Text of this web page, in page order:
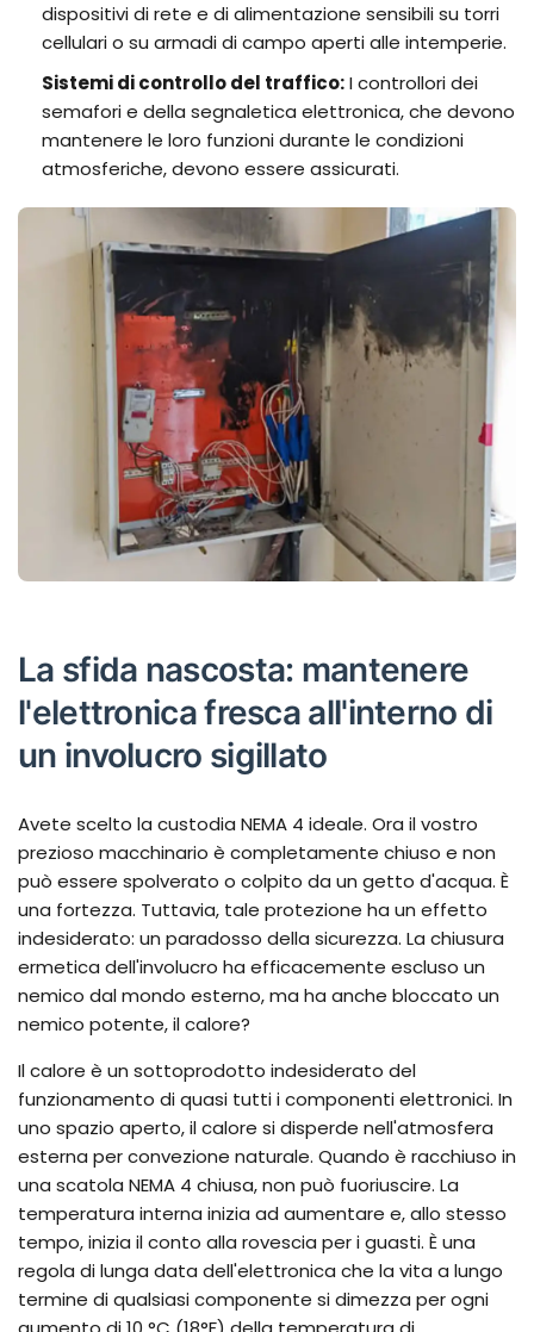
dispositivi di rete e di alimentazione sensibili su torri
cellulari o su armadi di campo aperti alle intemperie.
Sistemi di controllo del traffico:I controllori dei
semafori e della segnaletica elettronica, che devono
mantenere le loro funzioni durante le condizioni
atmosferiche, devono essere assicurati.
La sfida nascosta: mantenere
l'elettronica fresca all'interno di
un involucro sigillato
Avete scelto la custodia NEMA 4 ideale. Ora il vostro
prezioso macchinario è completamente chiuso e non
può essere spolverato o colpito da un getto d'acqua. È
una fortezza. Tuttavia, tale protezione ha un effetto
indesiderato: un paradosso della sicurezza. La chiusura
ermetica dell'involucro ha efficacemente escluso un
nemico dal mondo esterno, ma ha anche bloccato un
nemico potente, il calore?
Il calore è un sottoprodotto indesiderato del
funzionamento di quasi tutti i componenti elettronici. In
uno spazio aperto, il calore si disperde nell'atmosfera
esterna per convezione naturale. Quando è racchiuso in
una scatola NEMA 4 chiusa, non può fuoriuscire. La
temperatura interna inizia ad aumentare e, allo stesso
tempo, inizia il conto alla rovescia per i guasti. È una
regola di lunga data dell'elettronica che la vita a lungo
termine di qualsiasi componente si dimezza per ogni